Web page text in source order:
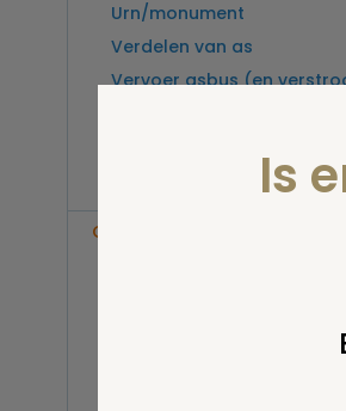
Urn/monument
Verdelen van as
Vervoer asbus (en
Overige
Is